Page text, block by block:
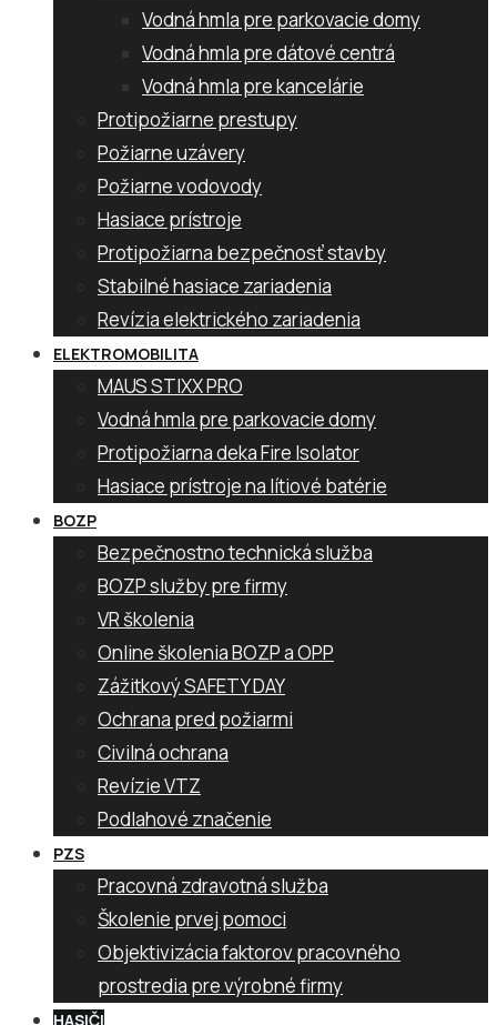
Vodná hmla pre parkovacie domy
Vodná hmla pre dátové centrá
Vodná hmla pre kancelárie
Protipožiarne prestupy
Požiarne uzávery
Požiarne vodovody
Hasiace prístroje
Protipožiarna bezpečnosť stavby
Stabilné hasiace zariadenia
Revízia elektrického zariadenia
ELEKTROMOBILITA
MAUS STIXX PRO
Vodná hmla pre parkovacie domy
Protipožiarna deka Fire Isolator
Hasiace prístroje na lítiové batérie
BOZP
Bezpečnostno technická služba
BOZP služby pre firmy
VR školenia
Online školenia BOZP a OPP
Zážitkový SAFETY DAY
Ochrana pred požiarmi
Civilná ochrana
Revízie VTZ
Podlahové značenie
PZS
Pracovná zdravotná služba
Školenie prvej pomoci
Objektivizácia faktorov pracovného
prostredia pre výrobné firmy
HASIČI